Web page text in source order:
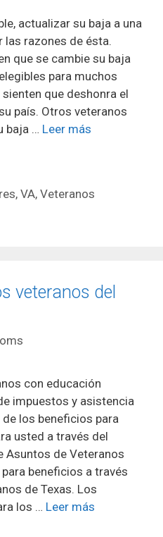
actualizar su baja a una
las razones de ésta.
que se cambie su baja
para muchos
que deshonra el
país. Otros veteranos
baja … Leer más
,VA,Veteranos
veteranos del
con educación
impuestos y asistencia
los beneficios para
usted a través del
Asuntos de Veteranos
beneficios a través
de Texas. Los
los … Leer más